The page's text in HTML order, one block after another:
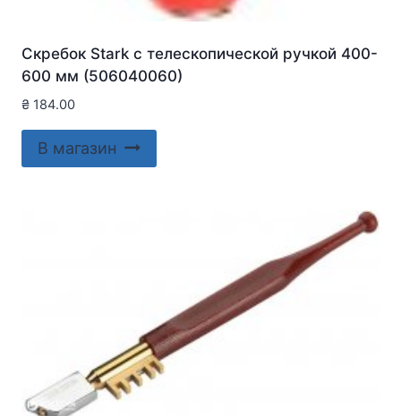
Скребок Stark с телескопической ручкой 400-
600 мм (506040060)
₴ 184.00
В магазин